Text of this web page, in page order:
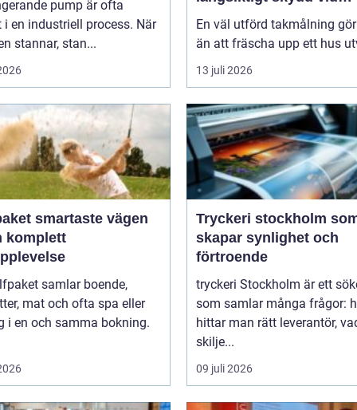
pump är ofta
i en industriell process. När
stannar, stan...
takmålning i Göteborg
En väl utförd takmålning
än att fräscha upp ett hus
13 juli 2026
vägen
komplett
samlar boende,
mat och ofta spa eller
i en och samma bokning.
Tryckeri stockholm
skapar synlighet och
förtroende
tryckeri Stockholm är ett
som samlar många frågor:
hittar man rätt leverantör,
skilje...
09 juli 2026